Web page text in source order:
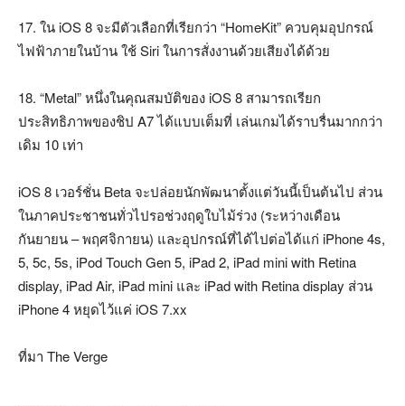
17. ใน iOS 8 จะมีตัวเลือกที่เรียกว่า “HomeKit” ควบคุมอุปกรณ์
ไฟฟ้าภายในบ้าน ใช้ Siri ในการสั่งงานด้วยเสียงได้ด้วย
18. “Metal” หนึ่งในคุณสมบัติของ iOS 8 สามารถเรียก
ประสิทธิภาพของชิป A7 ได้แบบเต็มที่ เล่นเกมได้ราบรื่นมากกว่า
เดิม 10 เท่า
iOS 8 เวอร์ชั่น Beta จะปล่อยนักพัฒนาตั้งแต่วันนี้เป็นต้นไป ส่วน
ในภาคประชาชนทั่วไปรอช่วงฤดูใบไม้ร่วง (ระหว่างเดือน
กันยายน – พฤศจิกายน) และอุปกรณ์ที่ได้ไปต่อได้แก่ iPhone 4s,
5, 5c, 5s, iPod Touch Gen 5, iPad 2, iPad mini with Retina
display, iPad Air, iPad mini และ iPad with Retina display ส่วน
iPhone 4 หยุดไว้แค่ iOS 7.xx
ที่มา The Verge